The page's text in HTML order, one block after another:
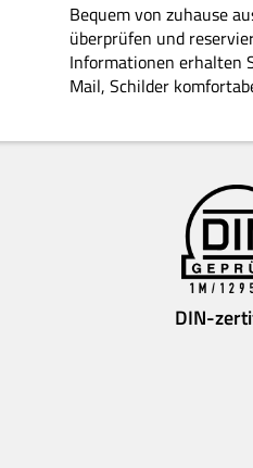
Bequem von zuhause
überprüfen und
Informationen erhalten
Mail, Schilder
DIN-